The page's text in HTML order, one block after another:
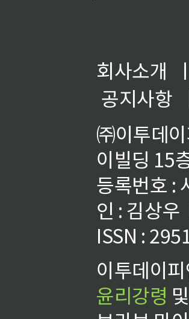
회사소개 ㅣ
공지사항
㈜이투데
이빌딩 15
등록번호 :
인 : 김상우
ISSN :
이투데이
윤리강령